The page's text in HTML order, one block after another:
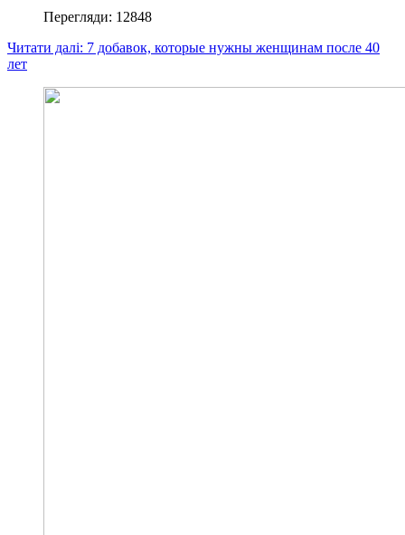
Перегляди: 12848
Читати далі: 7 добавок, которые нужны женщинам после 40
лет